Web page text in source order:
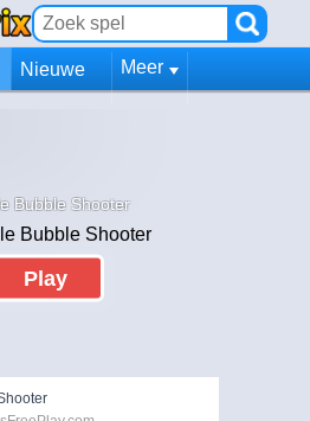
Nieuwe Meer
Bubble Shooter
Play